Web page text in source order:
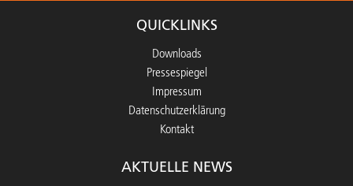
QUICKLINKS
Downloads
Pressespiegel
Impressum
Datenschutzerklärung
Kontakt
AKTUELLE NEWS